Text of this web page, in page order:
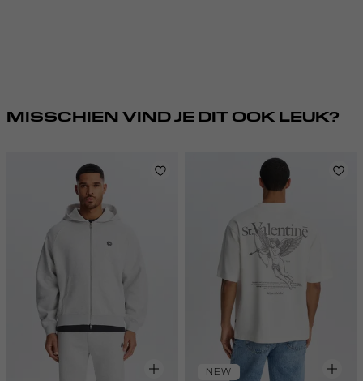
MISSCHIEN VIND JE DIT OOK LEUK?
NEW